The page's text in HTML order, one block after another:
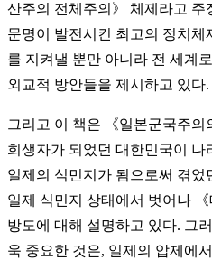
산주의 전체주의》 체제라고 주
문명이 발전시킨 최고의 정치체
를 지켜낼 뿐만 아니라 전 세계
외교적 방안들을 제시하고 있다.
그리고 이 책은 《일본군국주의
희생자가 되었던 대한민국이
일제의 식민지가 됨으로써 겪
일제 식민지 상태에서 벗어나
방도에 대해 설명하고 있다. 그
욱 중요한 것은, 일제의 압제에